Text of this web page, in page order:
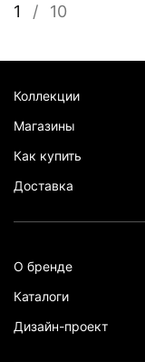
1 / 10
Коллекции
Магазины
Как купить
Доставка
О бренде
Каталоги
Дизайн-проект